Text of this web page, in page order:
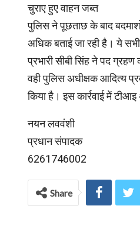
चुराए हुए वाहन जब्त
पुलिस ने पूछताछ के बाद
अधिक बताई जा रही है। ये
प्रभारी सीबी सिंह ने पद
वही पुलिस अधीक्षक आदित्य
किया है। इस कार्रवाई में
नयन लववंशी
प्रधान संपादक
6261746002
Share